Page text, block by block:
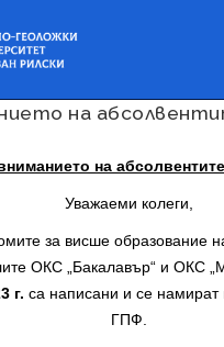
на
на абсолвентите
Уважаеми колеги,
за висше образование
ОКС „Бакалавър“ и ОКС
г. са написани и се намират
ГПФ.